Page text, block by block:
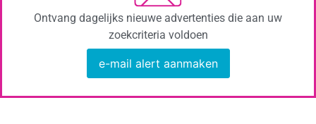
Ontvang dagelijks nieuwe advertenties die aan uw
zoekcriteria voldoen
e-mail alert aanmaken